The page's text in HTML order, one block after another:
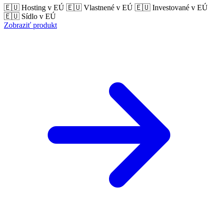
🇪🇺 Hosting v EÚ 🇪🇺 Vlastnené v EÚ 🇪🇺 Investované v EÚ
🇪🇺 Sídlo v EÚ
Zobraziť produkt